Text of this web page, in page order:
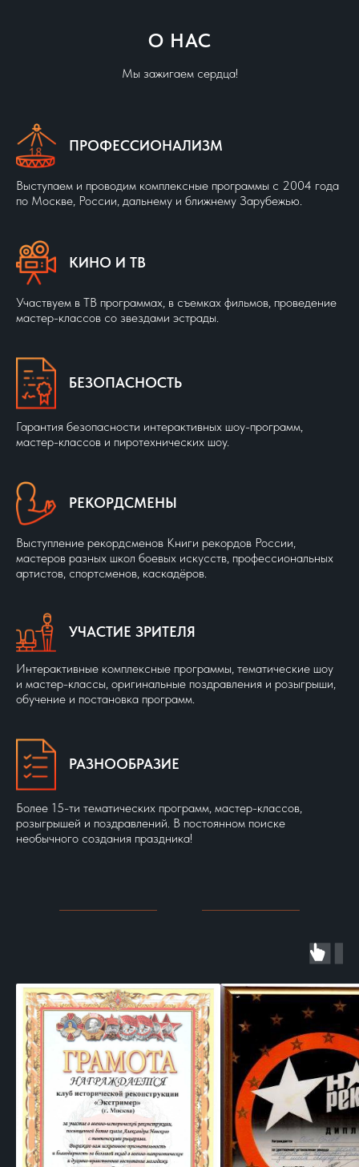
6
7 Корпоратив №2
СПЕЦНАЗ-ШОУ
8 Презентация
9 Частное мероприятие
ШОУ КАЗАКОВ
10 Городское мероприятие №1
11 Городское мероприятие №2
О НАС
Мы зажигаем сердца!
ПРОФЕССИОНАЛИЗМ
Выступаем и проводим комплексные программы с 2004 года
по Москве, России, дальнему и ближнему Зарубежью.
КИНО И ТВ
Участвуем в ТВ программах, в съемках фильмов, проведение
мастер-классов со звездами эстрады.
БЕЗОПАСНОСТЬ
Гарантия безопасности интерактивных шоу-программ,
мастер-классов и пиротехнических шоу.
РЕКОРДСМЕНЫ
Выступление рекордсменов Книги рекордов России,
мастеров разных школ боевых искусств, профессиональных
артистов, спортсменов, каскадёров.
УЧАСТИЕ ЗРИТЕЛЯ
Интерактивные комплексные программы, тематические шоу
и мастер-классы, оригинальные поздравления и розыгрыши,
обучение и постановка программ.
РАЗНООБРАЗИЕ
Более 15-ти тематических программ, мастер-классов,
розыгрышей и поздравлений. В постоянном поиске
необычного создания праздника!